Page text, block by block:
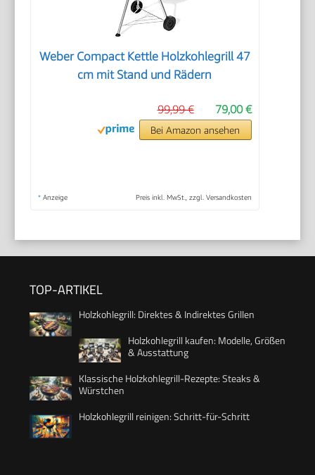
Weber Compact Kettle Holzkohlegrill 47
cm mit Stand und Rädern
79,00 €
99,99 €
Bei Amazon ansehen
* Anzeige Preis inkl. MwSt., zzgl. Versandkosten
TOP-ARTIKEL
Holzkohlegrill: Direktes & Indirektes Grillen
Holzkohlegrill kaufen: Modelle, Größen
& Ausstattung
Klassische Holzkohlegrill-Rezepte: Steaks &
Würstchen
Holzkohlegrill reinigen: Schritt-für-Schritt